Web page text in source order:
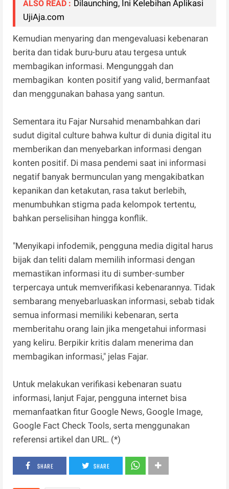
ALSO READ : Dilaunching, Ini Kelebihan Aplikasi
UjiAja.com
Kemudian menyaring dan mengevaluasi kebenaran
berita dan tidak buru-buru atau tergesa untuk
membagikan informasi. Mengunggah dan
membagikan konten positif yang valid, bermanfaat
dan menggunakan bahasa yang santun.
Sementara itu Fajar Nursahid menambahkan dari
sudut digital culture bahwa kultur di dunia digital itu
memberikan dan menyebarkan informasi dengan
konten positif. Di masa pendemi saat ini informasi
negatif banyak bermunculan yang mengakibatkan
kepanikan dan ketakutan, rasa takut berlebih,
menumbuhkan stigma pada kelompok tertentu,
bahkan perselisihan hingga konflik.
"Menyikapi infodemik, pengguna media digital harus
bijak dan teliti dalam memilih informasi dengan
memastikan informasi itu di sumber-sumber
terpercaya untuk memverifikasi kebenarannya. Tidak
sembarang menyebarluaskan informasi, sebab tidak
semua informasi memiliki kebenaran, serta
memberitahu orang lain jika mengetahui informasi
yang keliru. Berpikir kritis dalam menerima dan
membagikan informasi," jelas Fajar.
Untuk melakukan verifikasi kebenaran suatu
informasi, lanjut Fajar, pengguna internet bisa
memanfaatkan fitur Google News, Google Image,
Google Fact Check Tools, serta menggunakan
referensi artikel dan URL. (*)
SHARE SHARE